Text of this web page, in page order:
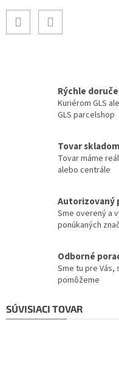
Rýchle
Kuriérom GLS
GLS parcelshop
Tovar skladom
Tovar máme
alebo centrále
Autorizovaný
Sme overený a
ponúkaných
Odborné
Sme tu pre
pomôžeme
SÚVISIACI TOVAR